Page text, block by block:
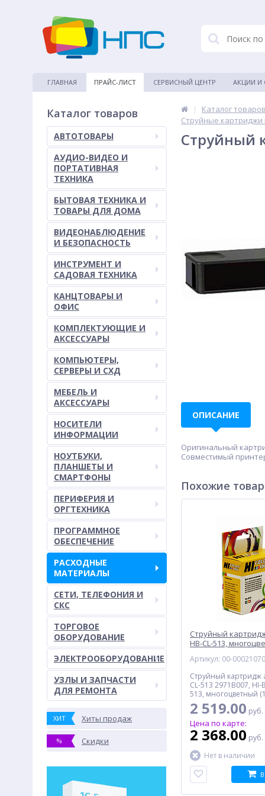
ГЛАВНАЯ ПРАЙС-ЛИСТ СЕРВИСНЫЙ ЦЕНТР АКЦИИ И
Каталог товаров
АВТОТОВАРЫ
АУДИО-ВИДЕО И
ПОРТАТИВНАЯ
ТЕХНИКА
БЫТОВАЯ ТЕХНИКА И
ТОВАРЫ ДЛЯ ДОМА
ВИДЕОНАБЛЮДЕНИЕ
И БЕЗОПАСНОСТЬ
ИНСТРУМЕНТ И
САДОВАЯ ТЕХНИКА
КАНЦТОВАРЫ И
ОФИС
КОМПЛЕКТУЮЩИЕ И
АКСЕССУАРЫ
КОМПЬЮТЕРЫ,
СЕРВЕРЫ И СХД
МЕБЕЛЬ И
АКСЕССУАРЫ
НОСИТЕЛИ
ИНФОРМАЦИИ
НОУТБУКИ,
ПЛАНШЕТЫ И
СМАРТФОНЫ
ПЕРИФЕРИЯ И
ОРГТЕХНИКА
ПРОГРАММНОЕ
ОБЕСПЕЧЕНИЕ
РАСХОДНЫЕ
МАТЕРИАЛЫ
СЕТИ, ТЕЛЕФОНИЯ И
СКС
ТОРГОВОЕ
ОБОРУДОВАНИЕ
ЭЛЕКТРООБОРУДОВАНИЕ
УЗЛЫ И ЗАПЧАСТИ
ДЛЯ РЕМОНТА
ХИТ Хиты продаж
% Скидки
| Каталог товаров
Струйные
Струйный
ОПИСАНИЕ
Оригинальный
Совместимый
Похожие
Струйный картридж
HB-CL-513,
Артикул: 00-00021070
Струйный картридж
CL-513 2971B007, HI-
513, многоцветный
2 519.00 руб.
Цена по карте:
2 368.00 руб.
Нет в наличии